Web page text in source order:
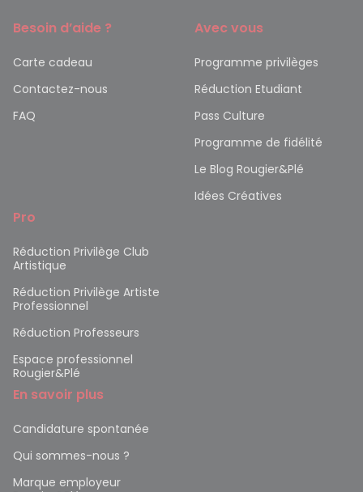
Besoin d’aide ?
Carte cadeau
Contactez-nous
FAQ
Avec vous
Programme privilèges
Réduction Etudiant
Pass Culture
Programme de fidélité
Le Blog Rougier&Plé
Idées Créatives
Pro
Réduction Privilège Club
Artistique
Réduction Privilège Artiste
Professionnel
Réduction Professeurs
Espace professionnel
Rougier&Plé
En savoir plus
Candidature spontanée
Qui sommes-nous ?
Marque employeur